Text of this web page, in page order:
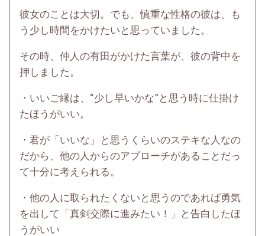
彼女のことは大切。でも、慎重な性格の彼は、も
う少し時間をかけたいと思っていました。
その時、仲人の有田がかけた言葉が、彼の背中を
押しました。
・いいご縁は、“少し早いかな”と思う時に仕掛け
たほうがいい。
・君が「いいな」と思うくらいのステキな人なの
だから、他の人からのアプローチがあることだっ
て十分に考えられる。
・他の人に取られたくないと思うのであれば勇気
を出して「真剣交際に進みたい！」と告白したほ
うがいい